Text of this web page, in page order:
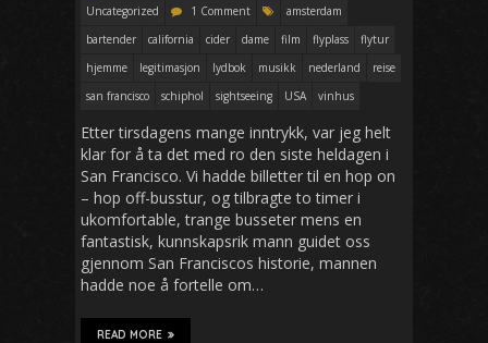
Uncategorized
1 Comment
amsterdam
bartender
california cider dame film flyplass
flytur
hjemme
legitimasjon lydbok musikk nederland
reise
san francisco
schiphol sightseeing USA vinhus
Etter tirsdagens mange inntrykk, var jeg helt
klar for å ta det med ro den siste heldagen i
San Francisco. Vi hadde billetter til en hop on
– hop off-busstur, og tilbragte to timer i
ukomfortable, trange busseter mens en
fantastisk, kunnskapsrik mann guidet oss
gjennom San Franciscos historie, mannen
hadde noe å fortelle om…
READ MORE